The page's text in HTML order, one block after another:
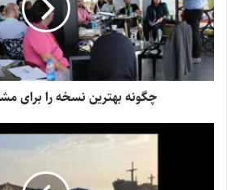
چگونه بهترین نسخه را برای